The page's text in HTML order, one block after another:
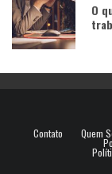
O
Contato Quem